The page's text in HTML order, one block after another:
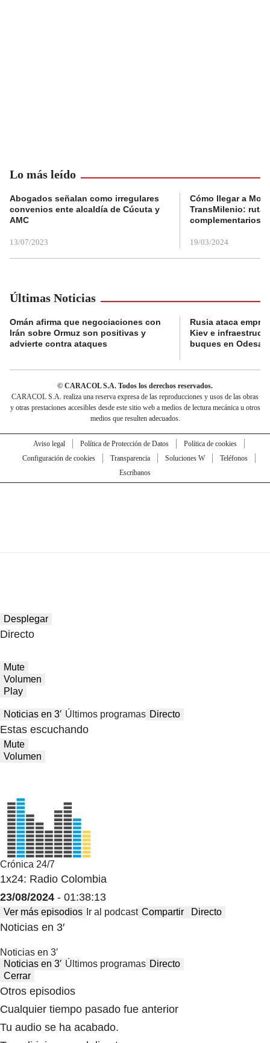
Lo más leído
Abogados señalan como irregulares
convenios ente alcaldía de Cúcuta y
AMC
13/07/2023
Cómo llegar a
TransMilenio:
complementarios
19/03/2024
Últimas Noticias
Omán afirma que negociaciones con
Irán sobre Ormuz son positivas y
advierte contra ataques
Rusia ataca
Kiev e
buques en Odesa
© CARACOL S.A. Todos los derechos reservados.
CARACOL S.A. realiza una reserva expresa de las reproducciones y usos de las obras
y otras prestaciones accesibles desde este sitio web a medios de lectura mecánica u otros
medios que resulten adecuados.
Aviso legal Política de Protección de Datos
Política de cookies
Configuración de cookies
Transparencia Soluciones W
Teléfonos
Escríbanos
Desplegar
Directo
Mute
Volumen
Play
Noticias en 3′ Últimos programas Directo
Estas escuchando
Mute
Volumen
Crónica 24/7
1x24: Radio Colombia
23/08/2024 - 01:38:13
Ver más episodios Ir al podcast Compartir Directo
Noticias en 3′
Noticias en 3′
Noticias en 3′ Últimos programas Directo
Cerrar
Otros episodios
Cualquier tiempo pasado fue anterior
Tu audio se ha acabado.